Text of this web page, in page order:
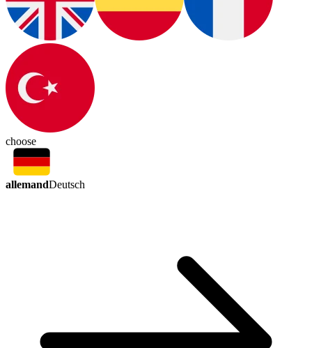
choose
allemandDeutsch